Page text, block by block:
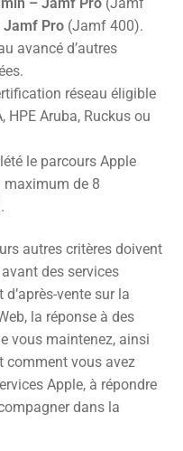
Jamf Pro(Jamf 400).
avancé d’autres
réseau éligible
HPE Aruba, Ruckus ou
le parcours Apple
maximum de 8
autres critères doivent
des services
vente sur la
la réponse à des
vous maintenez, ainsi
comment vous avez
Apple, à répondre
dans la